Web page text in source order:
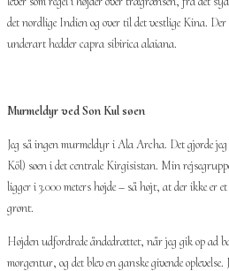
det nordlige Indien og over til det vestlige Kina.
underart hedder capra sibirica alaiana.
Murmeldyr ved Son Kul søen
Jeg så ingen murmeldyr i Ala Archa. Det gjorde
Köl) søen i det centrale Kirgisistan. Min
ligger i 3.000 meters højde – så højt, at der ikke er
grønt.
Højden udfordrede åndedrættet, når jeg gik op ad
morgentur, og det blev en ganske givende oplevelse.